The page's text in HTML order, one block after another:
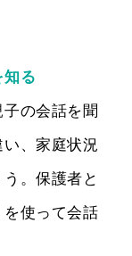
知る
の会話を聞
、家庭状況
。保護者と
使って会話